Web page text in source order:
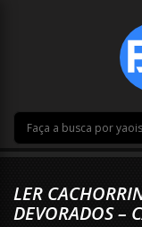
LER
DEVORADOS –